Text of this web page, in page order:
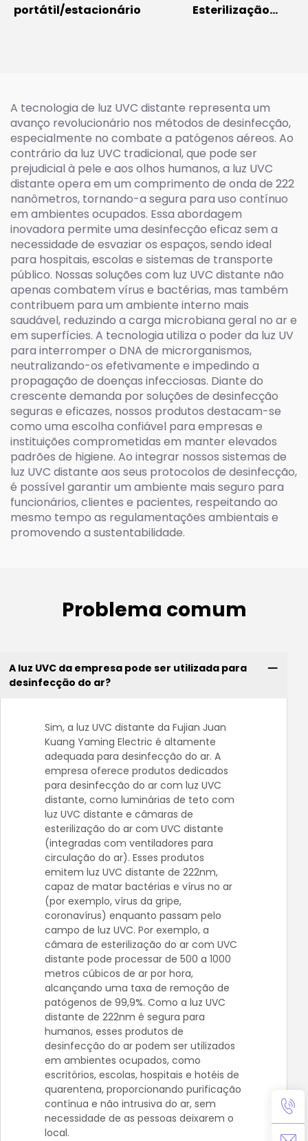
portátil/estacionário
Esterilização
A tecnologia de luz UVC distante representa um
avanço revolucionário nos métodos de desinfecção,
especialmente no combate a patógenos aéreos. Ao
contrário da luz UVC tradicional, que pode ser
prejudicial à pele e aos olhos humanos, a luz UVC
distante opera em um comprimento de onda de 222
nanômetros, tornando-a segura para uso contínuo
em ambientes ocupados. Essa abordagem
inovadora permite uma desinfecção eficaz sem a
necessidade de esvaziar os espaços, sendo ideal
para hospitais, escolas e sistemas de transporte
público. Nossas soluções com luz UVC distante não
apenas combatem vírus e bactérias, mas também
contribuem para um ambiente interno mais
saudável, reduzindo a carga microbiana geral no ar e
em superfícies. A tecnologia utiliza o poder da luz UV
para interromper o DNA de microrganismos,
neutralizando-os efetivamente e impedindo a
propagação de doenças infecciosas. Diante do
crescente demanda por soluções de desinfecção
seguras e eficazes, nossos produtos destacam-se
como uma escolha confiável para empresas e
instituições comprometidas em manter elevados
padrões de higiene. Ao integrar nossos sistemas de
luz UVC distante aos seus protocolos de desinfecção,
é possível garantir um ambiente mais seguro para
funcionários, clientes e pacientes, respeitando ao
mesmo tempo as regulamentações ambientais e
promovendo a sustentabilidade.
Problema comum
A luz UVC da empresa pode ser utilizada para
desinfecção do ar?
Sim, a luz UVC distante da Fujian Juan
Kuang Yaming Electric é altamente
adequada para desinfecção do ar. A
empresa oferece produtos dedicados
para desinfecção do ar com luz UVC
distante, como luminárias de teto com
luz UVC distante e câmaras de
esterilização do ar com UVC distante
(integradas com ventiladores para
circulação do ar). Esses produtos
emitem luz UVC distante de 222nm,
capaz de matar bactérias e vírus no ar
(por exemplo, vírus da gripe,
coronavírus) enquanto passam pelo
campo de luz UVC. Por exemplo, a
câmara de esterilização do ar com UVC
distante pode processar de 500 a 1000
metros cúbicos de ar por hora,
alcançando uma taxa de remoção de
patógenos de 99,9%. Como a luz UVC
distante de 222nm é segura para
humanos, esses produtos de
desinfecção do ar podem ser utilizados
em ambientes ocupados, como
escritórios, escolas, hospitais e hotéis de
quarentena, proporcionando purificação
contínua e não intrusiva do ar, sem
necessidade de as pessoas deixarem o
local.